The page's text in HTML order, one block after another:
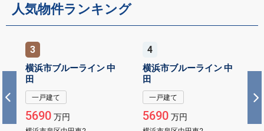
人気物件ランキング
3
横浜市ブルーライン 中
田
一戸建て
5690万円
4
横浜市ブルーライン 中
田
一戸建て
5690万円